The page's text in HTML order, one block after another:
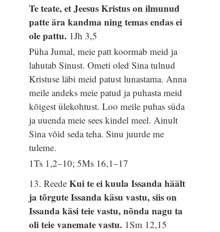
Te teate, et Jeesus Kristus on ilmunud
patte ära kandma ning temas endas ei
ole pattu. 1Jh 3,5
Püha Jumal, meie patt koormab meid ja
lahutab Sinust. Ometi oled Sina tulnud
Kristuse läbi meid patust lunastama. Anna
meile andeks meie patud ja puhasta meid
kõigest ülekohtust. Loo meile puhas süda
ja uuenda meie sees kindel meel. Ainult
Sina võid seda teha. Sinu juurde me
tuleme.
1Ts 1,2–10; 5Ms 16,1–17
13. ReedeKui te ei kuula Issanda häält
ja tõrgute Issanda käsu vastu, siis on
Issanda käsi teie vastu, nõnda nagu ta
oli teie vanemate vastu. 1Sm 12,15